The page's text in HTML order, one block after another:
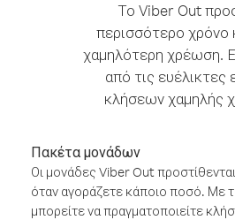
Το Viber Out
περισσότερο χρόνο
χαμηλότερη χρέωση.
από τις ευέλικτες
κλήσεων χαμηλής
Πακέτα μονάδων
Οι μονάδες Viber Out
όταν αγοράζετε κάποιο ποσό. Με
μπορείτε να πραγματοποιείτε